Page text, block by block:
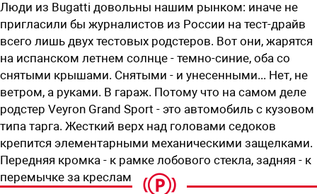
Люди из Bugatti довольны нашим рынком: иначе не
пригласили бы журналистов из России на тест-драйв
всего лишь двух тестовых родстеров. Вот они, жарятся
на испанском летнем солнце - темно-синие, оба со
снятыми крышами. Снятыми - и унесенными... Нет, не
ветром, а руками. В гараж. Потому что на самом деле
родстер Veyron Grand Sport - это автомобиль с кузовом
типа тарга. Жесткий верх над головами седоков
крепится элементарными механическими защелками.
Передняя кромка - к рамке лобового стекла, зад­няя - к
перемычке за креслами.